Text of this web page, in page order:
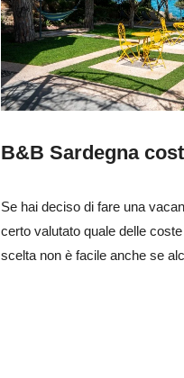
B&B Sardegna
Se hai deciso di fare una
certo valutato quale delle
scelta non è facile anche se